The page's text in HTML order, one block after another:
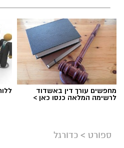
מחפשים עורך דין באשדוד
לרשימה המלאה כנסו כאן >
ספורט > כדורגל